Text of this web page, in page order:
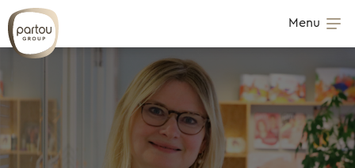
Skip to content
Menu